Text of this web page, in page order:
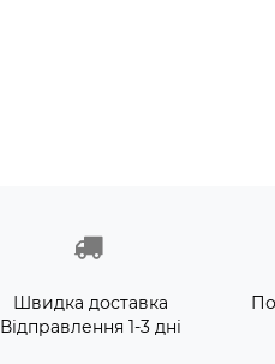
Швидка доставка
Відправлення 1-3 дні